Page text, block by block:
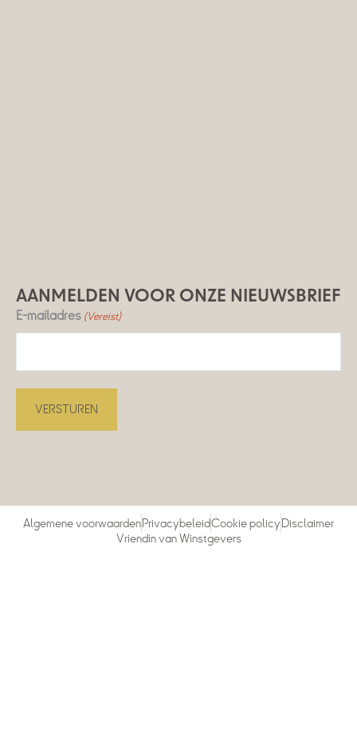
AANMELDEN VOOR ONZE NIEUWSBRIEF
E-mailadres (Vereist)
Algemene voorwaardenPrivacybeleidCookie policyDisclaimer
Vriendin van Winstgevers